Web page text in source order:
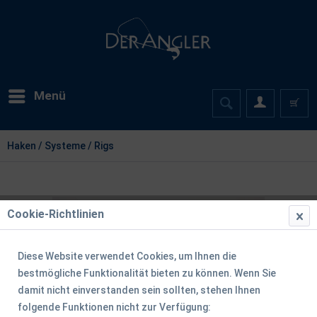
Menü
Haken / Systeme / Rigs
Cookie-Richtlinien
Diese Website verwendet Cookies, um Ihnen die
bestmögliche Funktionalität bieten zu können. Wenn Sie
damit nicht einverstanden sein sollten, stehen Ihnen
folgende Funktionen nicht zur Verfügung: